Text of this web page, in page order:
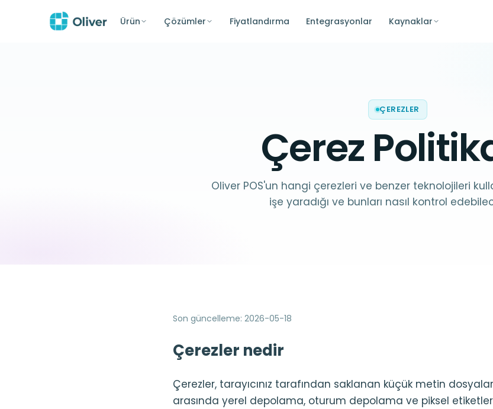
Ürün Çözümler Fiyatlandırma Entegrasyonlar Kaynaklar
ÇEREZLER
Çerez
Oliver POS'un hangi çerezleri ve benzer teknolojileri
işe yaradığı ve bunları nasıl kontrol
Son güncelleme: 2026-05-18
Çerezler nedir
Çerezler, tarayıcınız tarafından saklanan küçük metin
arasında yerel depolama, oturum depolama ve piksel